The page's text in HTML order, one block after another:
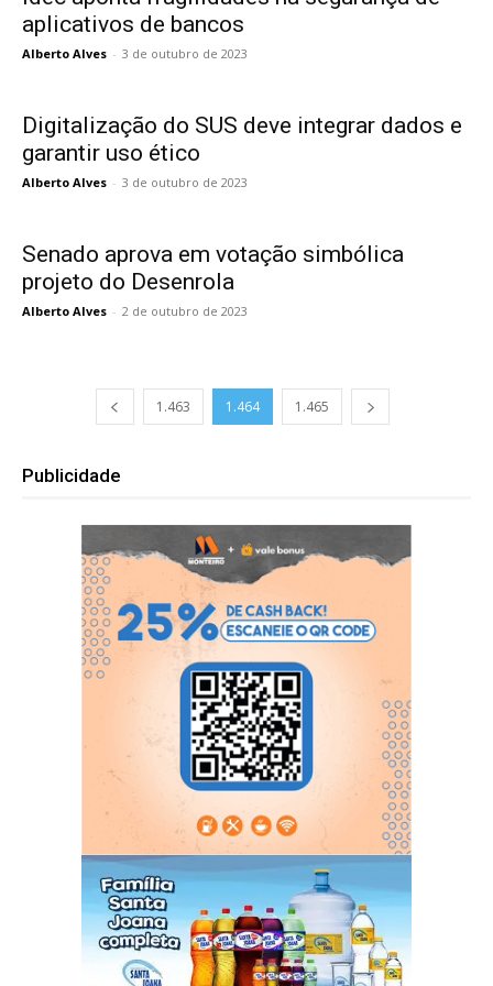
aplicativos de bancos
Alberto Alves - 3 de outubro de 2023
Digitalização do SUS deve integrar dados e
garantir uso ético
Alberto Alves - 3 de outubro de 2023
Senado aprova em votação simbólica
projeto do Desenrola
Alberto Alves - 2 de outubro de 2023
1.463 1.464 1.465
Publicidade